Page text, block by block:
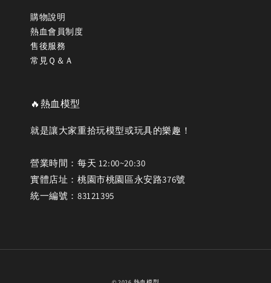
購物說明
熱血會員制度
售後服務
常見Ｑ＆Ａ
🔥熱血模型
就是讓大家重拾玩模型或玩具的樂趣！
營業時間：每天 12:00~20:30
實體店址：桃園市桃園區永安路376號
統一編號：83121395